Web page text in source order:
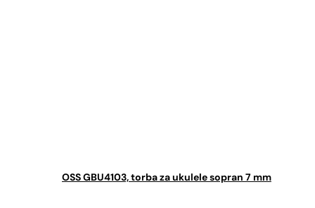
OSS GBU4103, torba za ukulele sopran 7 mm